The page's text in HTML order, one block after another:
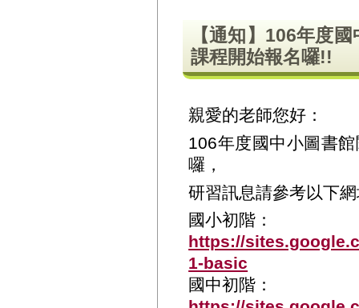
【通知】106年度
課程開始報名囉!!
親愛的老師您好：
106年度國中小圖書
囉，
研習訊息請參考以下
國小初階：
https://
1-basic
國中初階：